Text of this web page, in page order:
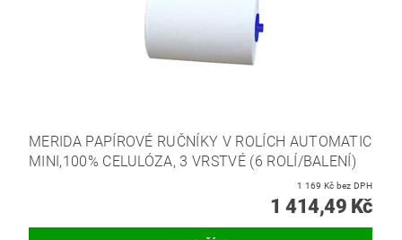
MERIDA PAPÍROVÉ RUČNÍKY V ROLÍCH AUTOMATIC
MINI,100% CELULÓZA, 3 VRSTVÉ (6 ROLÍ/BALENÍ)
1 169 Kč bez DPH
1 414,49 Kč